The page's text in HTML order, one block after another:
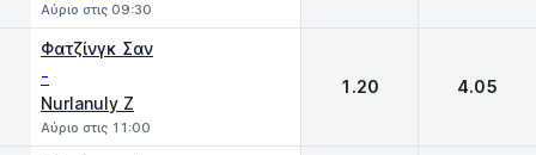
Αύριο στις 09:30
Φατζίνγκ Σαν
-
Nurlanuly Z
Αύριο στις 11:00
1.20 4.05